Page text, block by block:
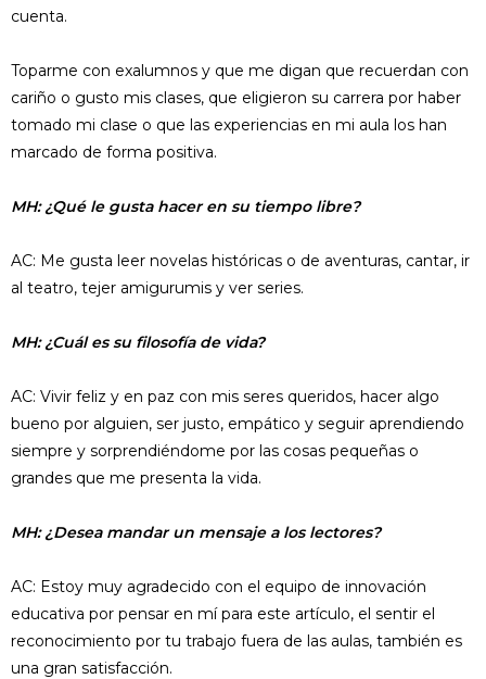
cuenta.
Toparme con exalumnos y que me digan que recuerdan con
cariño o gusto mis clases, que eligieron su carrera por haber
tomado mi clase o que las experiencias en mi aula los han
marcado de forma positiva.
MH: ¿Qué le gusta hacer en su tiempo libre?
AC: Me gusta leer novelas históricas o de aventuras, cantar, ir
al teatro, tejer amigurumis y ver series.
MH: ¿Cuál es su filosofía de vida?
AC: Vivir feliz y en paz con mis seres queridos, hacer algo
bueno por alguien, ser justo, empático y seguir aprendiendo
siempre y sorprendiéndome por las cosas pequeñas o
grandes que me presenta la vida.
MH: ¿Desea mandar un mensaje a los lectores?
AC: Estoy muy agradecido con el equipo de innovación
educativa por pensar en mí para este artículo, el sentir el
reconocimiento por tu trabajo fuera de las aulas, también es
una gran satisfacción.